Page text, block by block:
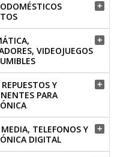

VIDEOJUEGOS

Y
PARA

TELEFONOS Y
DIGITAL
